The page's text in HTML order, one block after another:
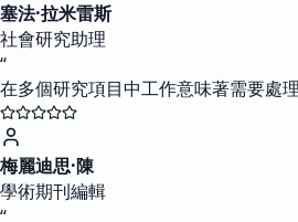
塞法·拉米雷斯
社會研究助理
“
在多個研究項目中工作意味著需要處
梅麗迪思·陳
學術期刊編輯
“